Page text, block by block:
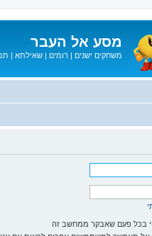
מסע אל העבר
משחקים ישנים | רומים | שאילתא |
בכל פעם שאבקר ממחשב זה